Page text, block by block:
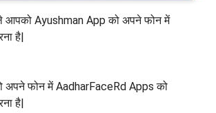
Ayushman App को अपने फोन में
है|
फोन में AadharFaceRd Apps को
है|